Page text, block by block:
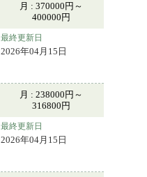
月 : 370000円～
400000円
最終更新日
2026年04月15日
月 : 238000円～
316800円
最終更新日
2026年04月15日